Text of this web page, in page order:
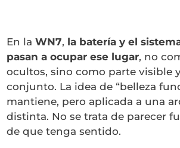
En laWN7, la batería y el
pasan a ocupar ese lugar, no
ocultos, sino como parte visible
conjunto. La idea de “belleza
mantiene, pero aplicada a una
distinta. No se trata de parecer
de que tenga sentido.